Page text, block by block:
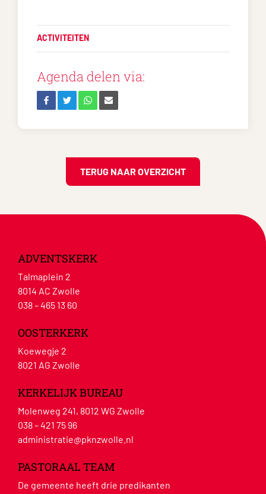
ACTIVITEITEN
Agenda delen via:
TERUG NAAR OVERZICHT
ADVENTSKERK
Talmaplein 2
8014 AC Zwolle
038 – 465 13 60
OOSTERKERK
Koewegje 2
8021 AG Zwolle
KERKELIJK BUREAU
Molenweg 241, 8012 WG Zwolle
038 – 421 75 96
administratie@pknzwolle.nl
PASTORAAL TEAM
De gemeente heeft drie predikanten